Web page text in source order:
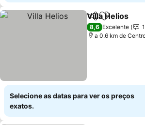
PartilharAdicionar
Villa Helios
8,6 Excelente
a 0.6 km de
Selecione as datas para ver os preços
exatos.